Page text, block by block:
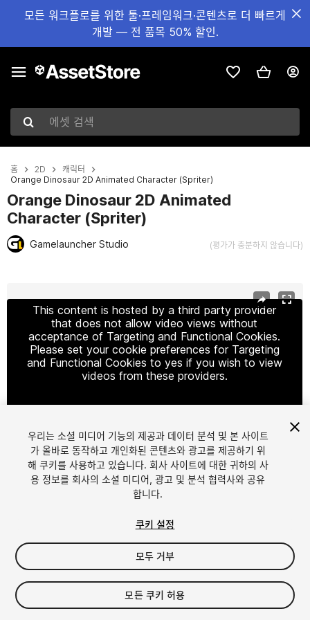
모든 워크플로를 위한 툴·프레임워크·콘텐츠로 더 빠르게
개발 — 전 품목 50% 할인.
에셋 검색
홈 2D
캐릭터
Orange Dinosaur 2D Animated Character (Spriter)
Orange Dinosaur 2D Animated
Character (Spriter)
Gamelauncher Studio (평가가 충분하지 않습니다)
This content is hosted by a third party provider
that does not allow video views without
acceptance of Targeting and Functional Cookies.
Please set your cookie preferences for Targeting
and Functional Cookies to yes if you wish to view
videos from these providers.
Cookie Settings
1/ 4
$8
세금/부가세는 결제 시 반영됩니다.
우리는 소셜 미디어 기능의 제공과 데이터 분석 및 본 사이트
가 올바로 동작하고 개인화된 콘텐츠와 광고를 제공하기 위
해 쿠키를 사용하고 있습니다. 회사 사이트에 대한 귀하의 사
용 정보를 회사의 소셜 미디어, 광고 및 분석 협력사와 공유
합니다.
쿠키 설정
모두 거부
모든 쿠키 허용